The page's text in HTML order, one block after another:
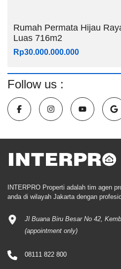
Rumah Permata Hijau
Luas 716m2
Rp30.000.000.000
Follow us :
INTERPRO Properti adalah tim agen
anda di wilayah Jakarta dengan
Jl Buana Biru Besar No 42,
(appointment only)
08111 822 800